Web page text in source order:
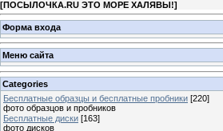
[ПОСЫЛОЧКА.RU ЭТО МОРЕ ХАЛЯВЫ!]
Форма входа
Меню сайта
Categories
Бесплатные образцы и бесплатные пробники [220]
фото образцов и пробников
Бесплатные диски [163]
фото дисков